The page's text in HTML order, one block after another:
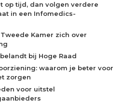
op tijd, dan volgen verdere
in een Infomedics-
Kamer zich over
bij Hoge Raad
waarom je beter voor
zorgen
voor uitstel